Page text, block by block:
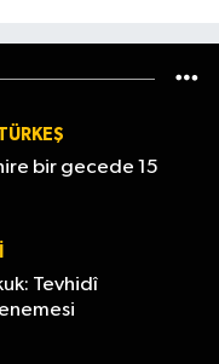
bir gecede 15
Tevhidî